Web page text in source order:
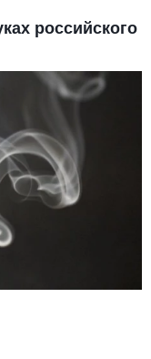
российского